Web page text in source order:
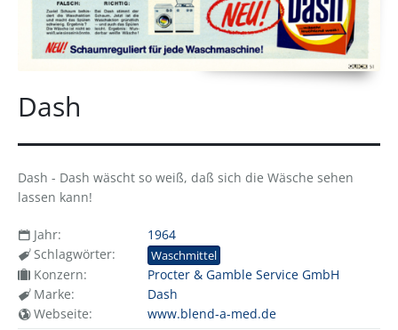
Dash
Dash - Dash wäscht so weiß, daß sich die Wäsche sehen
lassen kann!
Jahr:
1964
Schlagwörter:
Waschmittel
Konzern:
Procter & Gamble Service GmbH
Marke:
Dash
Webseite:
www.blend-a-med.de